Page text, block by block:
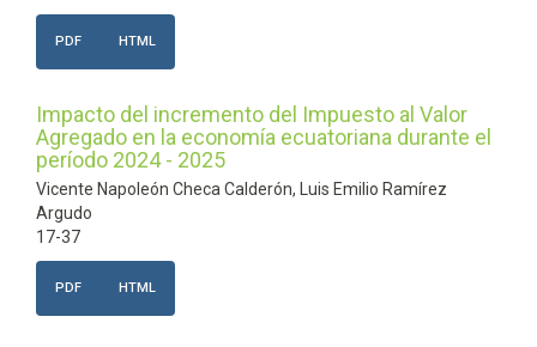
PDF HTML
Impacto del incremento del Impuesto al Valor
Agregado en la economía ecuatoriana durante el
período 2024 - 2025
Vicente Napoleón Checa Calderón, Luis Emilio Ramírez
Argudo
17-37
PDF HTML